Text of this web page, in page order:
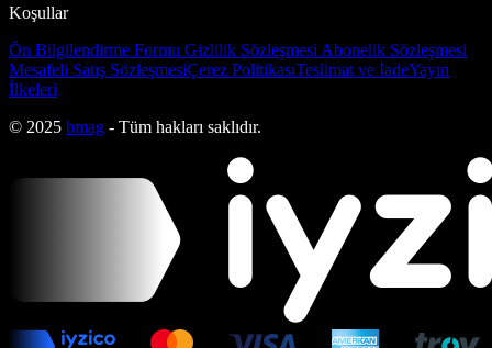
Koşullar
Ön Bilgilendirme Formu Gizlilik Sözleşmesi Abonelik Sözleşmesi
Mesafeli Satış SözleşmesiÇerez PolitikasıTeslimat ve İadeYayın
İlkeleri
© 2025 bmag - Tüm hakları saklıdır.